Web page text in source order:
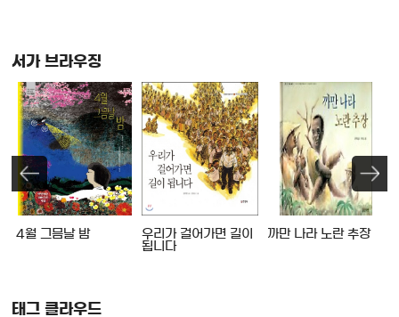
서가 브라우징
4월 그믐날 밤
우리가 걸어가면 길이
됩니다
까만 나라 노란 추장
태그 클라우드